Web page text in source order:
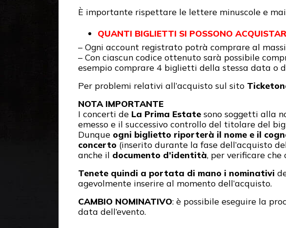
È importante rispettare le lettere minuscole e
QUANTI BIGLIETTI SI POSSONO
– Ogni account registrato potrà comprare al
– Con ciascun codice ottenuto sarà possibile
esempio comprare 4 biglietti della stessa data o
Per problemi relativi all’acquisto sul sito
NOTA IMPORTANTE
I concerti de La Prima Estate sono soggetti alla
emesso e il successivo controllo del titolare del
Dunque ogni biglietto riporterà il nome e il
concerto (inserito durante la fase dell’acquisto
anche il documento d’identità, per verificare
Tenete quindi a portata di mano i nominativi
agevolmente inserire al momento dell’acquisto.
CAMBIO NOMINATIVO: è possibile eseguire la
data dell’evento.